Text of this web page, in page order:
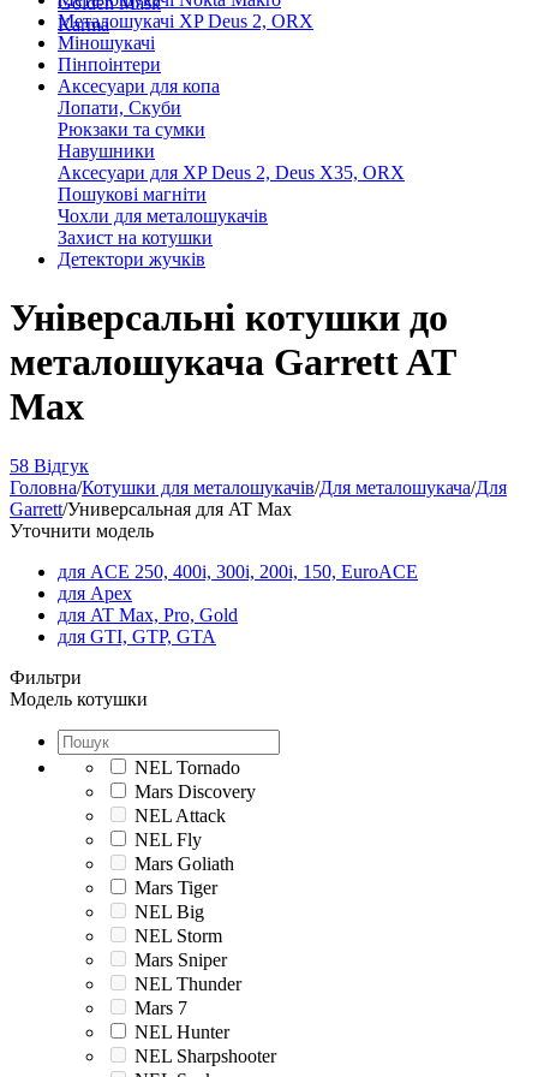
Karma
Металошукачі XP Deus 2, ORX
Міношукачі
Пінпоінтери
Аксесуари для копа
Лопати, Скуби
Рюкзаки та сумки
Навушники
Аксесуари для XP Deus 2, Deus X35, ORX
Пошукові магніти
Чохли для металошукачів
Захист на котушки
Детектори жучків
Універсальні котушки до
металошукача Garrett AT
Max
58 Відгук
Головна/Котушки для металошукачів/Для металошукача/Для
Garrett/Универсальная для AT Max
Уточнити модель
для ACE 250, 400i, 300i, 200i, 150, EuroACE
для Apex
для AT Max, Pro, Gold
для GTI, GTP, GTA
Фильтри
Модель котушки
NEL Tornado
Mars Discovery
NEL Attack
NEL Fly
Mars Goliath
Mars Tiger
NEL Big
NEL Storm
Mars Sniper
NEL Thunder
Mars 7
NEL Hunter
NEL Sharpshooter